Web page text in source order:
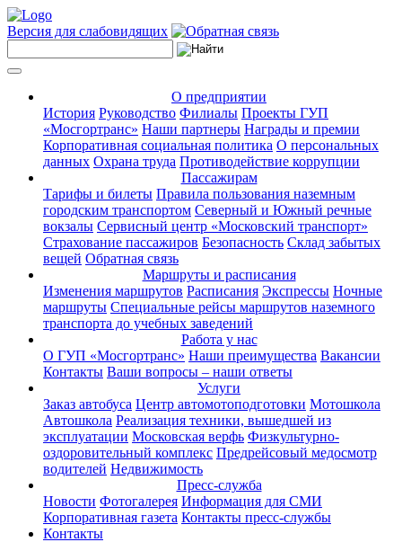
Версия для слабовидящих
О предприятии
История Руководство Филиалы Проекты ГУП
«Мосгортранс» Наши партнеры Награды и премии
Корпоративная социальная политика О персональных
данных Охрана труда Противодействие коррупции
Пассажирам
Тарифы и билеты Правила пользования наземным
городским транспортом Северный и Южный речные
вокзалы Сервисный центр «Московский транспорт»
Страхование пассажиров Безопасность Склад забытых
вещей Обратная связь
Маршруты и расписания
Изменения маршрутов Расписания Экспрессы Ночные
маршруты Специальные рейсы маршрутов наземного
транспорта до учебных заведений
Работа у нас
О ГУП «Мосгортранс» Наши преимущества Вакансии
Контакты Ваши вопросы – наши ответы
Услуги
Заказ автобуса Центр автомотоподготовки Мотошкола
Автошкола Реализация техники, вышедшей из
эксплуатации Московская верфь Физкультурно-
оздоровительный комплекс Предрейсовый медосмотр
водителей Недвижимость
Пресс-служба
Новости Фотогалерея Информация для СМИ
Корпоративная газета Контакты пресс-службы
Контакты